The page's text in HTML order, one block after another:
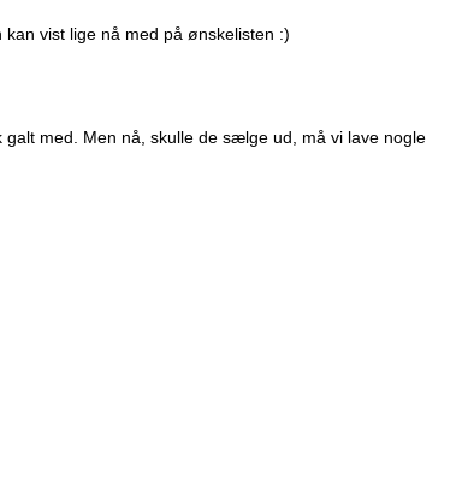
vist lige nå med på ønskelisten :)
med. Men nå, skulle de sælge ud, må vi lave nogle